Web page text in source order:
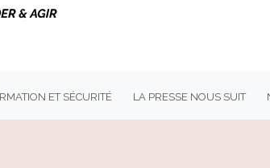
et Sécurité La Presse Nous Suit